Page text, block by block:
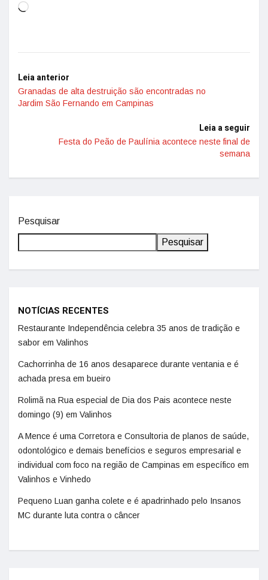
Leia anterior
Granadas de alta destruição são encontradas no
Jardim São Fernando em Campinas
Leia a seguir
Festa do Peão de Paulínia acontece neste final de
semana
Pesquisar
Pesquisar
NOTÍCIAS RECENTES
Restaurante Independência celebra 35 anos de tradição e
sabor em Valinhos
Cachorrinha de 16 anos desaparece durante ventania e é
achada presa em bueiro
Rolimã na Rua especial de Dia dos Pais acontece neste
domingo (9) em Valinhos
A Mence é uma Corretora e Consultoria de planos de saúde,
odontológico e demais benefícios e seguros empresarial e
individual com foco na região de Campinas em específico em
Valinhos e Vinhedo
Pequeno Luan ganha colete e é apadrinhado pelo Insanos
MC durante luta contra o câncer